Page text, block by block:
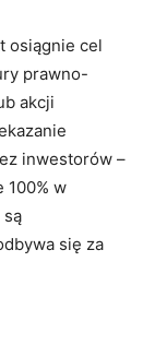
osiągnie cel
prawno-
akcji
inwestorów –
100% w
są
się za